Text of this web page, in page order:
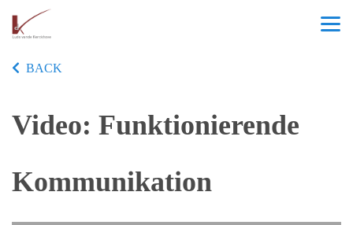
BACK
Video: Funktionierende
Kommunikation